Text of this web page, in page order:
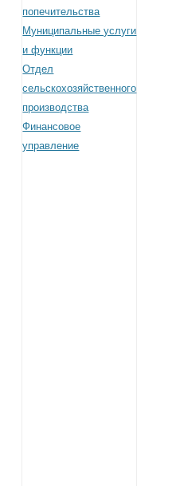
попечительства
Муниципальные услуги
и функции
Отдел
сельскохозяйственного
производства
Финансовое
управление